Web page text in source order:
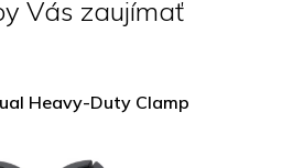
Vás zaujímať
Heavy-Duty Clamp